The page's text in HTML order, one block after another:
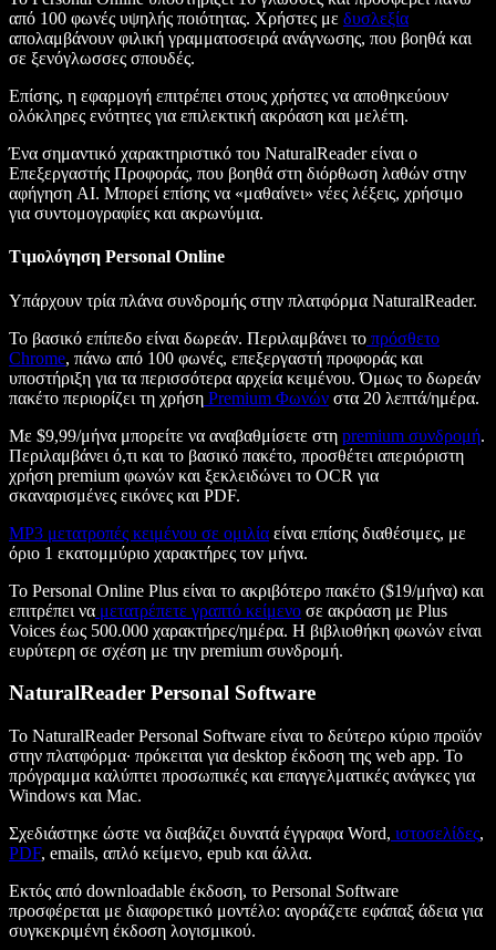
από 100 φωνές υψηλής ποιότητας. Χρήστες με δυσλεξία
απολαμβάνουν φιλική γραμματοσειρά ανάγνωσης, που βοηθά και
σε ξενόγλωσσες σπουδές.
Επίσης, η εφαρμογή επιτρέπει στους χρήστες να αποθηκεύουν
ολόκληρες ενότητες για επιλεκτική ακρόαση και μελέτη.
Ένα σημαντικό χαρακτηριστικό του NaturalReader είναι ο
Επεξεργαστής Προφοράς, που βοηθά στη διόρθωση λαθών στην
αφήγηση AI. Μπορεί επίσης να «μαθαίνει» νέες λέξεις, χρήσιμο
για συντομογραφίες και ακρωνύμια.
Τιμολόγηση Personal Online
Υπάρχουν τρία πλάνα συνδρομής στην πλατφόρμα NaturalReader.
Το βασικό επίπεδο είναι δωρεάν. Περιλαμβάνει το πρόσθετο
Chrome, πάνω από 100 φωνές, επεξεργαστή προφοράς και
υποστήριξη για τα περισσότερα αρχεία κειμένου. Όμως το δωρεάν
πακέτο περιορίζει τη χρήση Premium Φωνών στα 20 λεπτά/ημέρα.
Με $9,99/μήνα μπορείτε να αναβαθμίσετε στη premium συνδρομή.
Περιλαμβάνει ό,τι και το βασικό πακέτο, προσθέτει απεριόριστη
χρήση premium φωνών και ξεκλειδώνει το OCR για
σκαναρισμένες εικόνες και PDF.
MP3 μετατροπές κειμένου σε ομιλία είναι επίσης διαθέσιμες, με
όριο 1 εκατομμύριο χαρακτήρες τον μήνα.
Το Personal Online Plus είναι το ακριβότερο πακέτο ($19/μήνα) και
επιτρέπει να μετατρέπετε γραπτό κείμενο σε ακρόαση με Plus
Voices έως 500.000 χαρακτήρες/ημέρα. Η βιβλιοθήκη φωνών είναι
ευρύτερη σε σχέση με την premium συνδρομή.
NaturalReader Personal Software
Το NaturalReader Personal Software είναι το δεύτερο κύριο προϊόν
στην πλατφόρμα· πρόκειται για desktop έκδοση της web app. Το
πρόγραμμα καλύπτει προσωπικές και επαγγελματικές ανάγκες για
Windows και Mac.
Σχεδιάστηκε ώστε να διαβάζει δυνατά έγγραφα Word, ιστοσελίδες,
PDF, emails, απλό κείμενο, epub και άλλα.
Εκτός από downloadable έκδοση, το Personal Software
προσφέρεται με διαφορετικό μοντέλο: αγοράζετε εφάπαξ άδεια για
συγκεκριμένη έκδοση λογισμικού.